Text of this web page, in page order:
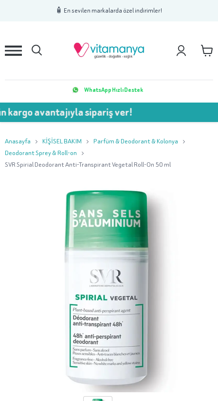
🧴 En sevilen markalarda özel indirimler!
2 3
WhatsApp Hızlı Destek
sipariş ver!
Anasayfa KİŞİSEL BAKIM
Parfüm & Deodorant & Kolonya
Deodorant Sprey & Roll-on
SVR Spirial Deodorant Anti-Transpirant Vegetal Roll-On 50 ml